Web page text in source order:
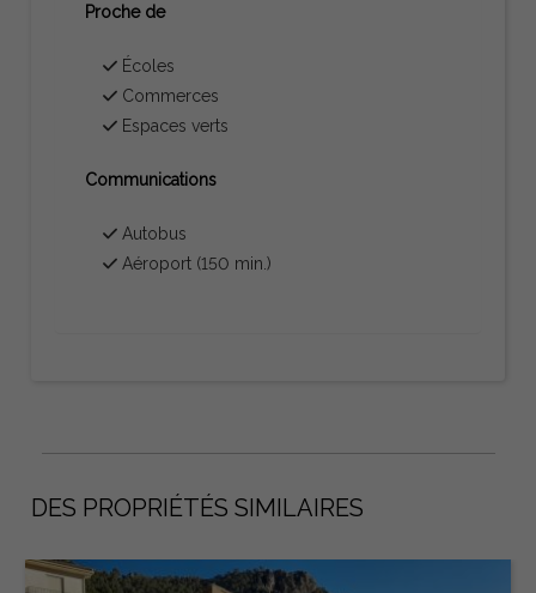
Proche de
Écoles
Commerces
Espaces verts
Communications
Autobus
Aéroport (150 min.)
DES PROPRIÉTÉS SIMILAIRES